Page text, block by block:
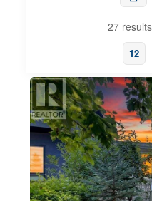
27
12
Property Type
Business Type